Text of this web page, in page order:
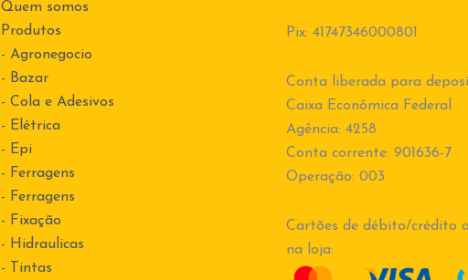
Quem somos
Produtos
- Agronegocio
- Bazar
- Cola e Adesivos
- Elétrica
- Epi
- Ferragens
- Ferragens
- Fixação
- Hidraulicas
- Tintas
Pix: 41747346000801
Conta liberada para
Caixa Econômica Federal
Agência: 4258
Conta corrente: 901636-7
Operação: 003
Cartões de débito/crédito
na loja: